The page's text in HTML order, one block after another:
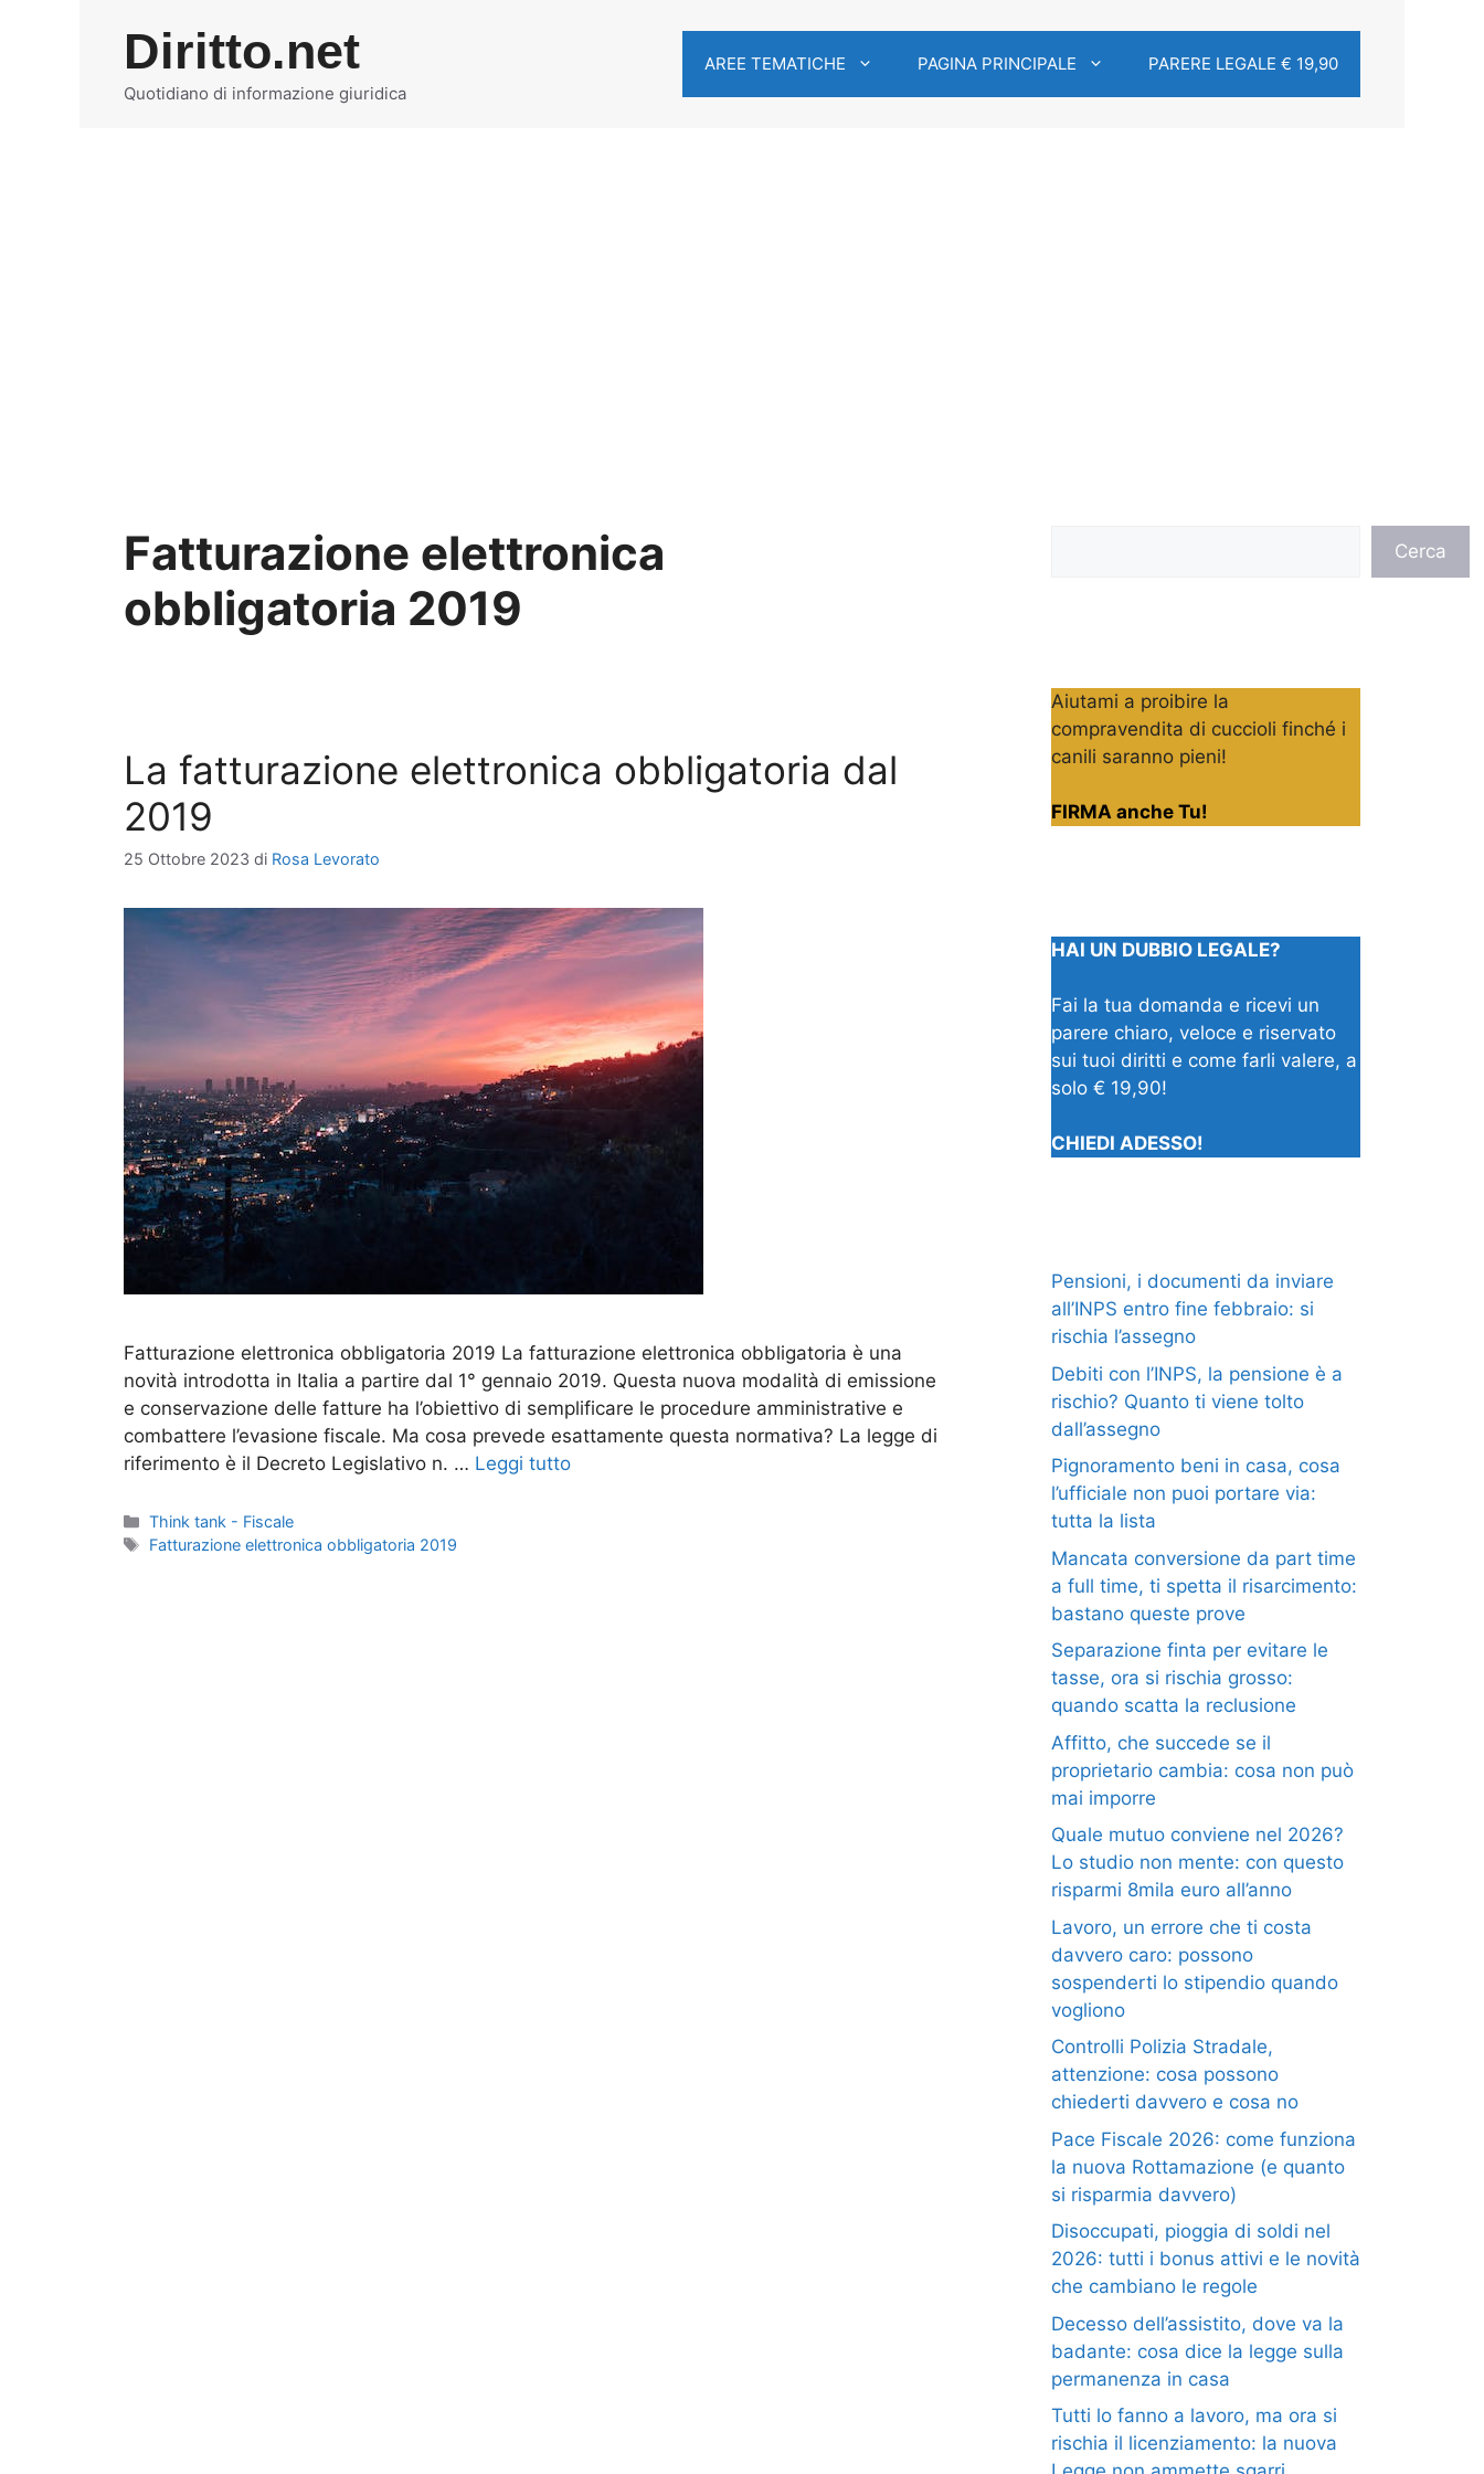
Diritto.net
Quotidiano di informazione giuridica
AREE TEMATICHE PAGINA PRINCIPALE PARERE LEGALE € 19,90
Fatturazione elettronica
obbligatoria 2019
La fatturazione elettronica obbligatoria dal
2019
25 Ottobre 2023 di Rosa Levorato
Fatturazione elettronica obbligatoria 2019 La fatturazione elettronica obbligatoria è una
novità introdotta in Italia a partire dal 1° gennaio 2019. Questa nuova modalità di emissione
e conservazione delle fatture ha l’obiettivo di semplificare le procedure amministrative e
combattere l’evasione fiscale. Ma cosa prevede esattamente questa normativa? La legge di
riferimento è il Decreto Legislativo n. … Leggi tutto
Categorie
Think tank - Fiscale
Tag
Fatturazione elettronica obbligatoria 2019
Cerca
Aiutami a proibire la
compravendita di cuccioli finché i
canili saranno pieni!
FIRMA anche Tu!
HAI UN DUBBIO LEGALE?
Fai la tua domanda e ricevi un
parere chiaro, veloce e riservato
sui tuoi diritti e come farli valere, a
solo € 19,90!
CHIEDI ADESSO!
Pensioni, i documenti da inviare
all’INPS entro fine febbraio: si
rischia l’assegno
Debiti con l’INPS, la pensione è a
rischio? Quanto ti viene tolto
dall’assegno
Pignoramento beni in casa, cosa
l’ufficiale non puoi portare via:
tutta la lista
Mancata conversione da part time
a full time, ti spetta il risarcimento:
bastano queste prove
Separazione finta per evitare le
tasse, ora si rischia grosso:
quando scatta la reclusione
Affitto, che succede se il
proprietario cambia: cosa non può
mai imporre
Quale mutuo conviene nel 2026?
Lo studio non mente: con questo
risparmi 8mila euro all’anno
Lavoro, un errore che ti costa
davvero caro: possono
sospenderti lo stipendio quando
vogliono
Controlli Polizia Stradale,
attenzione: cosa possono
chiederti davvero e cosa no
Pace Fiscale 2026: come funziona
la nuova Rottamazione (e quanto
si risparmia davvero)
Disoccupati, pioggia di soldi nel
2026: tutti i bonus attivi e le novità
che cambiano le regole
Decesso dell’assistito, dove va la
badante: cosa dice la legge sulla
permanenza in casa
Tutti lo fanno a lavoro, ma ora si
rischia il licenziamento: la nuova